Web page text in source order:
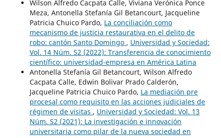
Wilson Alfredo Cacpata Calle, Viviana Verónica Ponce
Meza, Antonella Stefanía Gil Betancourt, Jacqueline
Patricia Chuico Pardo, La conciliación como
mecanismo de justicia restaurativa en el delito de
robo: cantón Santo Domingo , Universidad y Sociedad:
Vol. 14 Núm. S2 (2022): Transferencia de conocimiento
científico: universidad-empresa en América Latina
Antonella Stefanía Gil Betancourt, Wilson Alfredo
Cacpata Calle, Edwin Bolivar Prado Calderón,
Jacqueline Patricia Chuico Pardo, La mediación pre
procesal como requisito en las acciones judiciales de
régimen de visitas , Universidad y Sociedad: Vol. 13
Núm. S2 (2021): La investigación e innovación
universitaria como pilar de la nueva sociedad en